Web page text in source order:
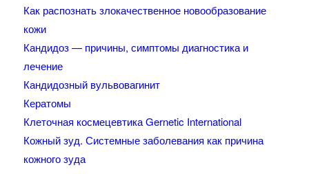
Как распознать злокачественное новообразование
кожи
Кандидоз — причины, симптомы диагностика и
лечение
Кандидозный вульвовагинит
Кератомы
Клеточная космецевтика Gernetic International
Кожный зуд. Системные заболевания как причина
кожного зуда